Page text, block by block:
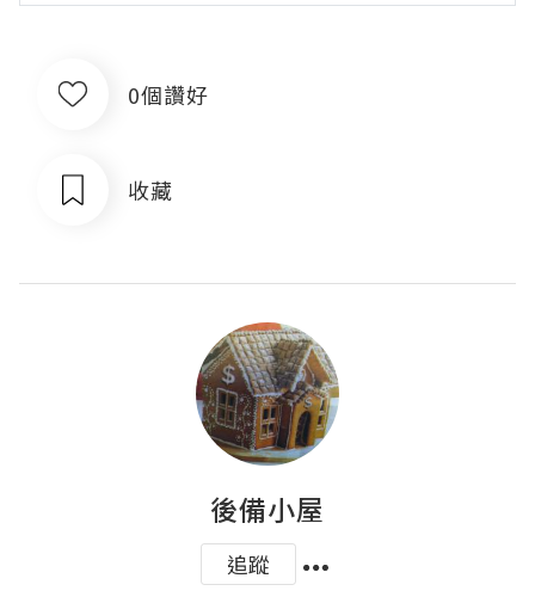
0個讚好
收藏
後備小屋
追蹤